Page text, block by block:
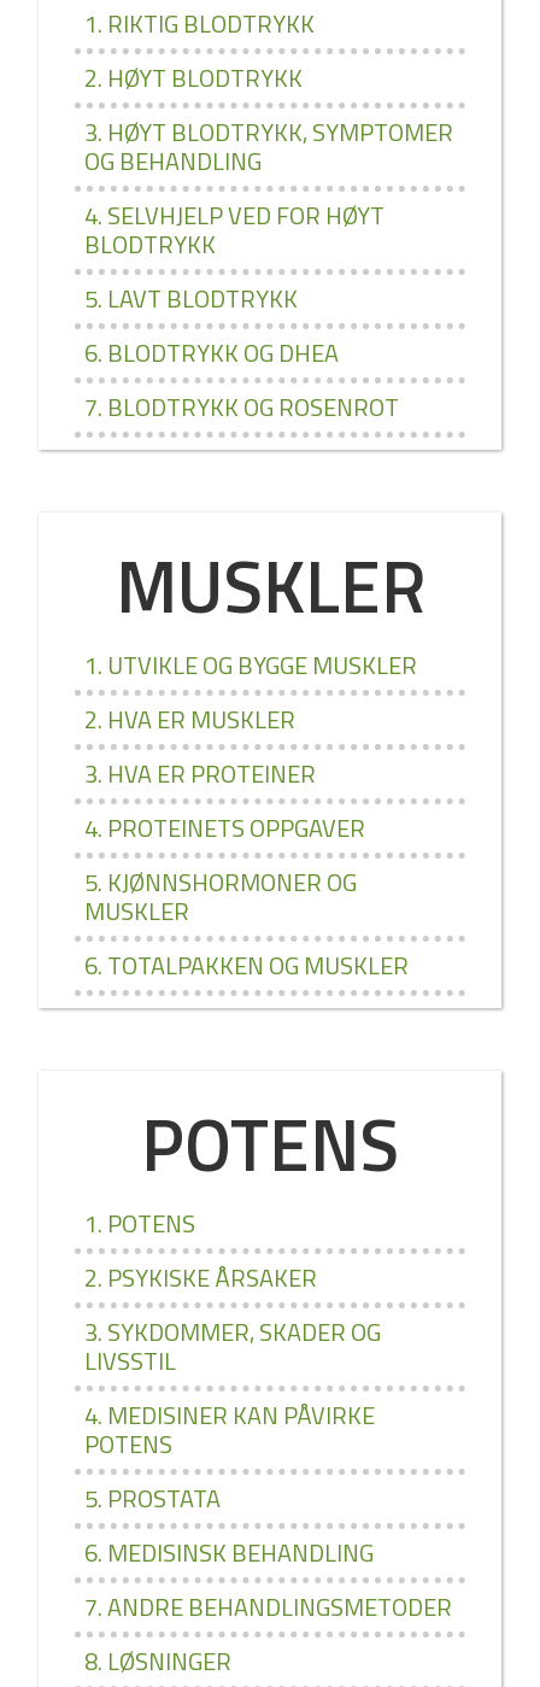
1. RIKTIG BLODTRYKK
2. HØYT BLODTRYKK
3. HØYT BLODTRYKK, SYMPTOMER
OG BEHANDLING
4. SELVHJELP VED FOR HØYT
BLODTRYKK
5. LAVT BLODTRYKK
6. BLODTRYKK OG DHEA
7. BLODTRYKK OG ROSENROT
MUSKLER
1. UTVIKLE OG BYGGE MUSKLER
2. HVA ER MUSKLER
3. HVA ER PROTEINER
4. PROTEINETS OPPGAVER
5. KJØNNSHORMONER OG
MUSKLER
6. TOTALPAKKEN OG MUSKLER
POTENS
1. POTENS
2. PSYKISKE ÅRSAKER
3. SYKDOMMER, SKADER OG
LIVSSTIL
4. MEDISINER KAN PÅVIRKE
POTENS
5. PROSTATA
6. MEDISINSK BEHANDLING
7. ANDRE BEHANDLINGSMETODER
8. LØSNINGER